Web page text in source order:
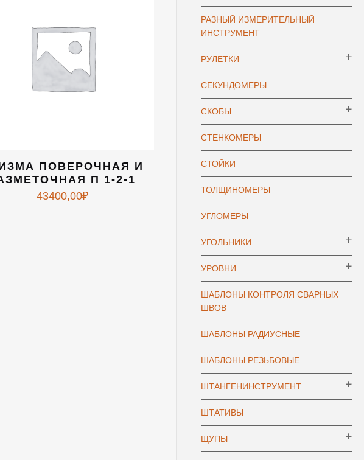
ПОВЕРОЧНАЯ И
П 1-2-1
43400,00₽
РАЗНЫЙ ИЗМЕРИТЕЛЬНЫЙ
ИНСТРУМЕНТ
РУЛЕТКИ
СЕКУНДОМЕРЫ
СКОБЫ
СТЕНКОМЕРЫ
СТОЙКИ
ТОЛЩИНОМЕРЫ
УГЛОМЕРЫ
УГОЛЬНИКИ
УРОВНИ
ШАБЛОНЫ КОНТРОЛЯ СВАРНЫХ
ШВОВ
ШАБЛОНЫ РАДИУСНЫЕ
ШАБЛОНЫ РЕЗЬБОВЫЕ
ШТАНГЕНИНСТРУМЕНТ
ШТАТИВЫ
ЩУПЫ